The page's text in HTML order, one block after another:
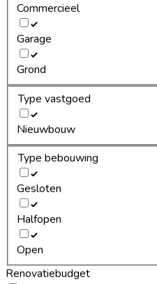
Commercieel
Garage
Grond
Type vastgoed
Nieuwbouw
Type bebouwing
Gesloten
Halfopen
Open
Renovatiebudget